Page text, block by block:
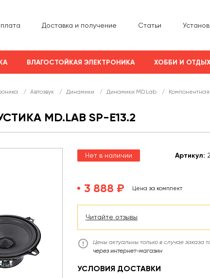
Доставка и получение Статьи
ВЛАГОСТОЙКАЯ ЭЛЕКТРОНИКА ХОББИ И ОТДЫХ
/ Автозвук / Динамики / Динамики MD.Lab / Компонентная
MD.LAB SP-E13.2
Нет в наличии Артикул:
3 888 ₽ Цена за комплект
Читайте отзывы
Цены актуальны только в случае заказа
через интернет-магазин
УСЛОВИЯ ДОСТАВКИ